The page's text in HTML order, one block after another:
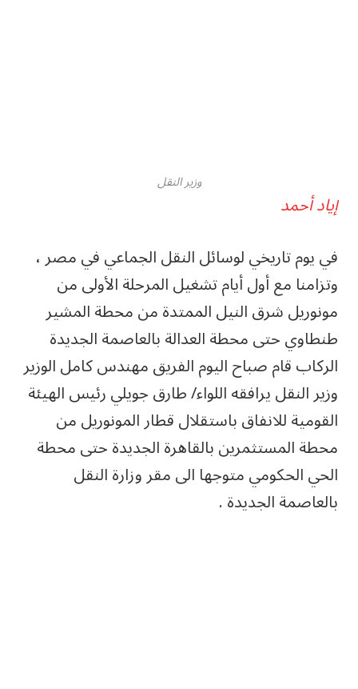
وزير النقل
إياد أحمد
في يوم تاريخي لوسائل النقل الجماعي في مصر ،
وتزامنا مع أول أيام تشغيل المرحلة الأولى من
مونوريل شرق النيل الممتدة من محطة المشير
طنطاوي حتى محطة العدالة بالعاصمة الجديدة
الركاب قام صباح اليوم الفريق مهندس كامل الوزير
وزير النقل يرافقه اللواء/ طارق جويلي رئيس الهيئة
القومية للانفاق باستقلال قطار المونوريل من
محطة المستثمرين بالقاهرة الجديدة حتى محطة
الحي الحكومي متوجها الى مقر وزارة النقل
بالعاصمة الجديدة .